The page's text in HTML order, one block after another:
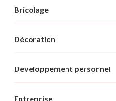
Bricolage
Décoration
Développement personnel
Entreprise